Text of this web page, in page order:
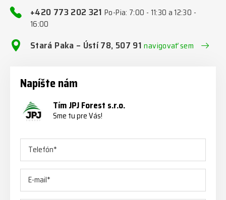
+420 773 202 321Po-Pia: 7:00 - 11:30 a 12:30 -
16:00
Stará Paka – Ústí 78, 507 91navigovať sem
Napíšte nám
Tím JPJ Forest s.r.o.
Sme tu pre Vás!